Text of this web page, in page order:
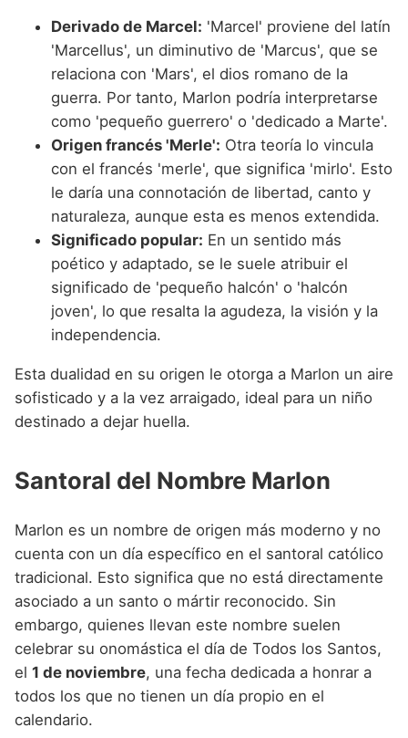
Derivado de Marcel: 'Marcel' proviene del latín
'Marcellus', un diminutivo de 'Marcus', que se
relaciona con 'Mars', el dios romano de la
guerra. Por tanto, Marlon podría interpretarse
como 'pequeño guerrero' o 'dedicado a Marte'.
Origen francés 'Merle': Otra teoría lo vincula
con el francés 'merle', que significa 'mirlo'. Esto
le daría una connotación de libertad, canto y
naturaleza, aunque esta es menos extendida.
Significado popular: En un sentido más
poético y adaptado, se le suele atribuir el
significado de 'pequeño halcón' o 'halcón
joven', lo que resalta la agudeza, la visión y la
independencia.
Esta dualidad en su origen le otorga a Marlon un aire
sofisticado y a la vez arraigado, ideal para un niño
destinado a dejar huella.
Santoral del Nombre Marlon
Marlon es un nombre de origen más moderno y no
cuenta con un día específico en el santoral católico
tradicional. Esto significa que no está directamente
asociado a un santo o mártir reconocido. Sin
embargo, quienes llevan este nombre suelen
celebrar su onomástica el día de Todos los Santos,
el 1 de noviembre, una fecha dedicada a honrar a
todos los que no tienen un día propio en el
calendario.